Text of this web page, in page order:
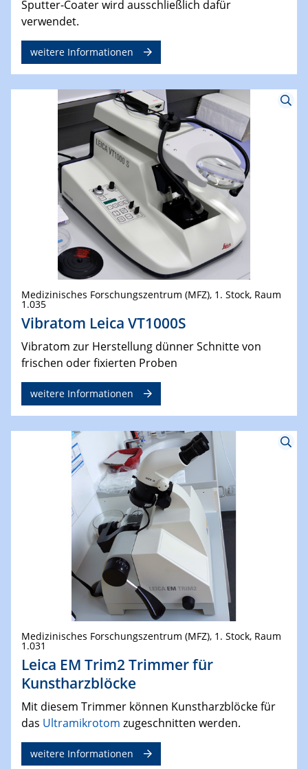
Sputter-Coater wird ausschließlich dafür
verwendet.
weitere Informationen
Medizinisches Forschungszentrum (MFZ), 1. Stock, Raum
1.035
Vibratom Leica VT1000S
Vibratom zur Herstellung dünner Schnitte von
frischen oder fixierten Proben
weitere Informationen
Medizinisches Forschungszentrum (MFZ), 1. Stock, Raum
1.031
Leica EM Trim2 Trimmer für
Kunstharzblöcke
Mit diesem Trimmer können Kunstharzblöcke für
das Ultramikrotom zugeschnitten werden.
weitere Informationen